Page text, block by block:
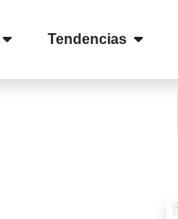
Tendencias